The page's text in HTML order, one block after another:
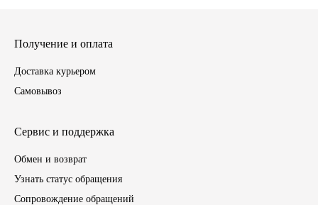
Получение и оплата
Доставка курьером
Самовывоз
Сервис и поддержка
Обмен и возврат
Узнать статус обращения
Сопровождение обращений